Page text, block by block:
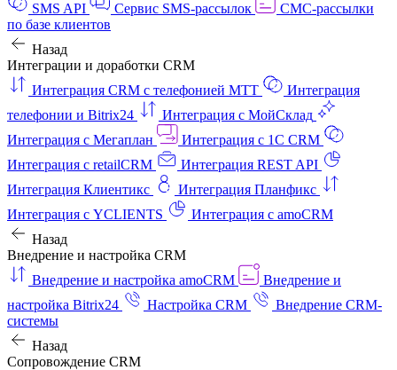
SMS API
Сервис SMS-рассылок
СМС-рассылки
по базе клиентов
Назад
Интеграции и доработки CRM
Интеграция CRM с телефонией МТТ
Интеграция
телефонии и Bitrix24
Интеграция с МойСклад
Интеграция с Мегаплан
Интеграция с 1C CRM
Интеграция с retailCRM
Интеграция REST API
Интеграция Клиентикс
Интеграция Планфикс
Интеграция с YCLIENTS
Интеграция с amoCRM
Назад
Внедрение и настройка CRM
Внедрение и настройка amoCRM
Внедрение и
настройка Bitrix24
Настройка CRM
Внедрение CRM-
системы
Назад
Сопровождение CRM